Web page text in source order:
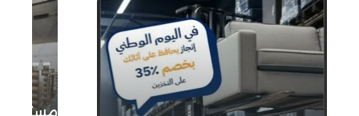
مستودع